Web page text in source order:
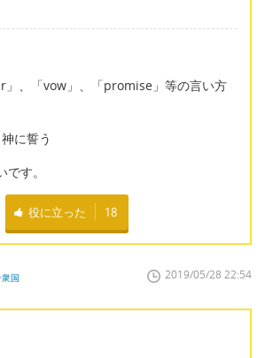
」、「vow」、「promise」等の言い方
に誓う
す。
役に立った 18
国 2019/05/28 22:54